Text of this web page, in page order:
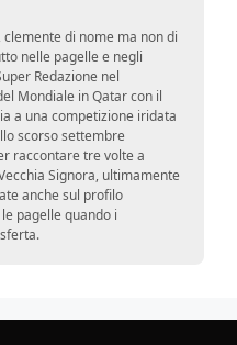
di nome ma non di
nelle pagelle e negli
Redazione nel
Mondiale in Qatar con il
a una competizione iridata
scorso settembre
raccontare tre volte a
Signora, ultimamente
anche sul profilo
pagelle quando i